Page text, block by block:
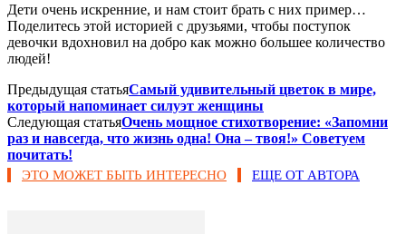
Дети очень искренние, и нам стоит брать с них пример…
Поделитесь этой историей с друзьями, чтобы поступок
девочки вдохновил на добро как можно большее количество
людей!
Предыдущая статьяСамый удивительный цветок в мире,
который напоминает силуэт женщины
Следующая статьяОчень мощное стихотворение: «Запомни
раз и навсегда, что жизнь одна! Она – твоя!» Советуем
почитать!
ЭТО МОЖЕТ БЫТЬ ИНТЕРЕСНО ЕЩЕ ОТ АВТОРА